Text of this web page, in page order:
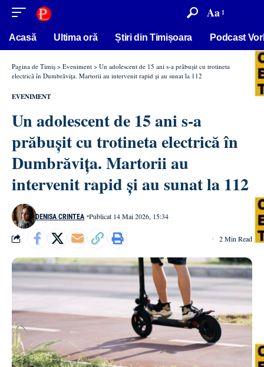
conținut Aa
Acasă Ultima oră Știri din Timișoara Podcast
Pagina de Timiș > Eveniment > Un adolescent de 15 ani s-a prăbușit cu trotineta
electrică în Dumbrăvița. Martorii au intervenit rapid și au sunat la 112
EVENIMENT
Un adolescent de 15 ani s-a
prăbușit cu trotineta electrică în
Dumbrăvița. Martorii au
intervenit rapid și au sunat la 112
DENISA CRINTEA Publicat 14 Mai 2026, 15:34
2 Min Read